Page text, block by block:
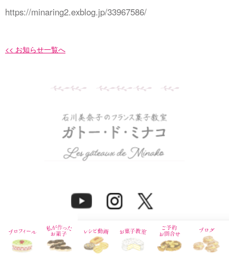
https://minaring2.exblog.jp/33967586/
<< お知らせ一覧へ